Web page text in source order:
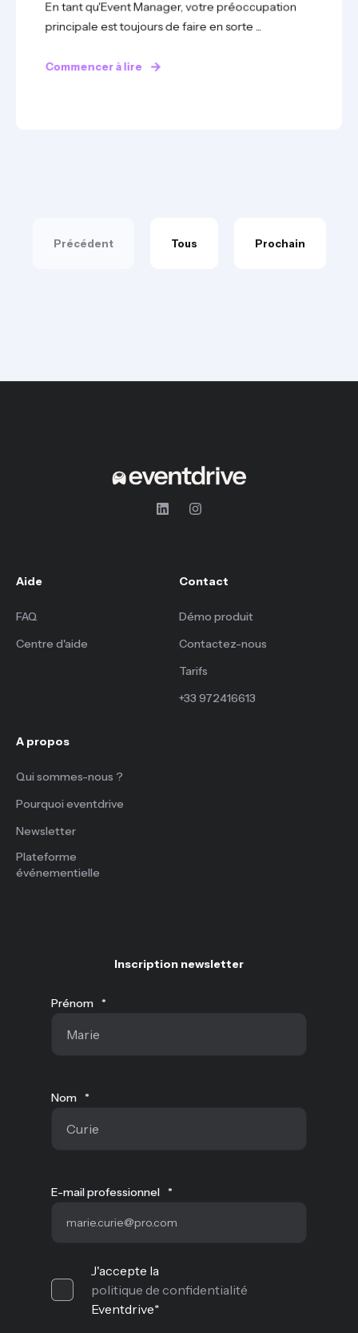
En tant qu'Event Manager, votre préoccupation
principale est toujours de faire en sorte ...
Commencer à lire
Précédent Tous Prochain
Aide
FAQ
Centre d'aide
Contact
Démo produit
Contactez-nous
Tarifs
+33 972416613
A propos
Qui sommes-nous ?
Pourquoi eventdrive
Newsletter
Plateforme
événementielle
Inscription newsletter
Prénom *
Nom *
E-mail professionnel *
J'accepte la
politique de confidentialité
Eventdrive*